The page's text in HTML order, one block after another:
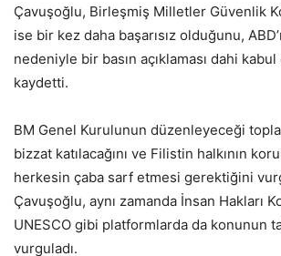
Çavuşoğlu, Birleşmiş Milletler Güvenlik
ise bir kez daha başarısız olduğunu,
nedeniyle bir basın açıklaması dahi
kaydetti.
BM Genel Kurulunun düzenleyeceği
bizzat katılacağını ve Filistin halkının
herkesin çaba sarf etmesi gerektiğini
Çavuşoğlu, aynı zamanda İnsan Hakları
UNESCO gibi platformlarda da konunun
vurguladı.